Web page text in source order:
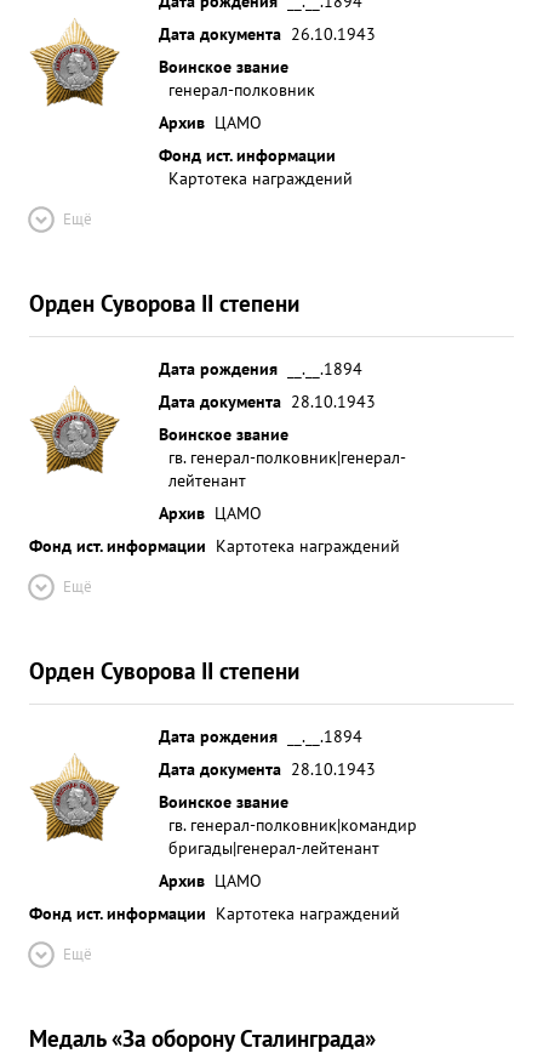
Дата документа 26.10.1943
Воинское звание
генерал-полковник
Архив ЦАМО
Фонд ист. информации
Картотека награждений
Ещё
Орден Суворова II степени
Дата рождения
__.__.1894
Дата документа 28.10.1943
Воинское звание
гв. генерал-полковник|генерал-
лейтенант
Архив ЦАМО
Фонд ист. информации Картотека награждений
Ещё
Орден Суворова II степени
Дата рождения
__.__.1894
Дата документа 28.10.1943
Воинское звание
гв. генерал-полковник|командир
бригады|генерал-лейтенант
Архив ЦАМО
Фонд ист. информации Картотека награждений
Ещё
Медаль «За оборону Сталинграда»